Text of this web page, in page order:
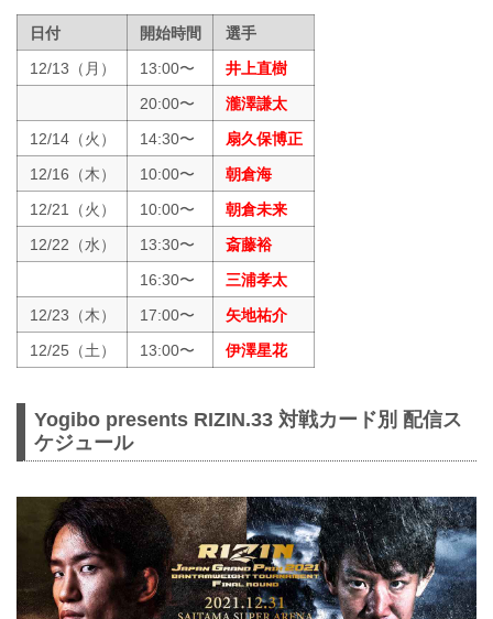
日付 開始時間
選手
12/13（月）
13:00〜
井上直樹
20:00〜
瀧澤謙太
12/14（火）
14:30〜
扇久保博正
12/16（木）
10:00〜
朝倉海
12/21（火）
10:00〜
朝倉未来
12/22（水）
13:30〜
斎藤裕
16:30〜
三浦孝太
12/23（木）
17:00〜
矢地祐介
12/25（土）
13:00〜 伊澤星花
Yogibo presents RIZIN.33 対戦カード別 配信ス
ケジュール